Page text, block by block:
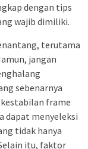
dengan tips
wajib dimiliki.
terutama
jangan
sebenarnya
frame
dapat menyeleksi
tidak hanya
itu, faktor